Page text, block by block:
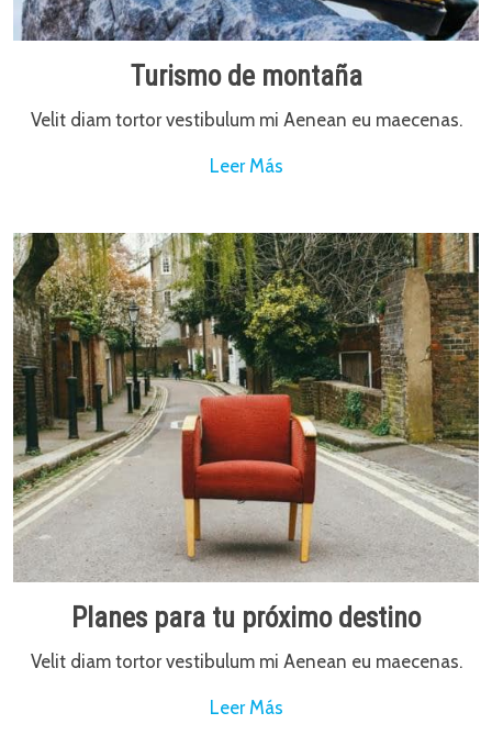
Turismo de montaña
Velit diam tortor vestibulum mi Aenean eu maecenas.
Leer Más
Planes para tu próximo destino
Velit diam tortor vestibulum mi Aenean eu maecenas.
Leer Más